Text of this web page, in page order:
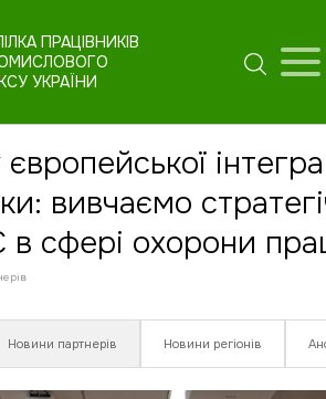
ПРАЦІВНИКІВ
УКРАЇНИ
вивчаємо
сфері охорони
Новини партнерів Новини регіонів